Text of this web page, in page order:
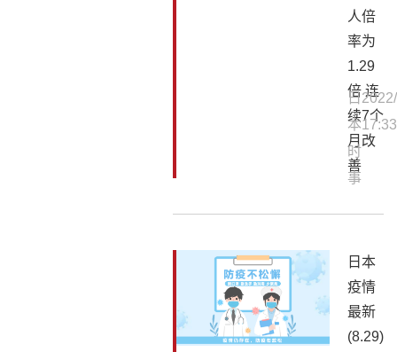
人倍
率为
1.29
倍 连
续7个
月改
善
日
本
时
事
日本
疫情
最新
(8.29)